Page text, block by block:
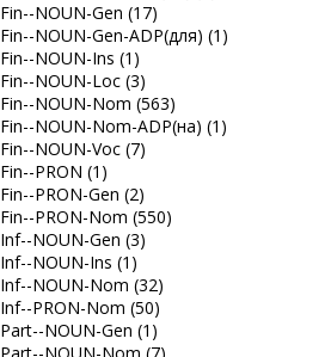
NOUN-Gen (17)
NOUN-Gen-ADP(для) (1)
NOUN-Ins (1)
NOUN-Loc (3)
NOUN-Nom (563)
NOUN-Nom-ADP(на) (1)
NOUN-Voc (7)
PRON (1)
PRON-Gen (2)
PRON-Nom (550)
NOUN-Gen (3)
NOUN-Ins (1)
NOUN-Nom (32)
PRON-Nom (50)
NOUN-Gen (1)